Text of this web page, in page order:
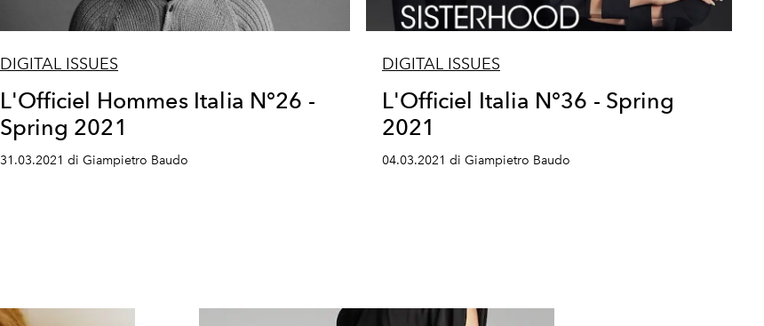
DIGITAL ISSUES
L'Officiel Hommes Italia N°26 -
Spring 2021
31.03.2021 di Giampietro Baudo
DIGITAL ISSUES
L'Officiel Italia N°36 - Spring
2021
04.03.2021 di Giampietro Baudo